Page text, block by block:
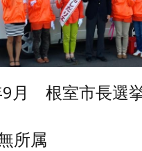
月　根室市長選
所属